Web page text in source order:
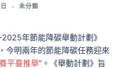
未分類
年節能降碳舉動計劃》
今明兩年的節能降碳任務迎來
平臺推舉”。《舉動計劃》旨